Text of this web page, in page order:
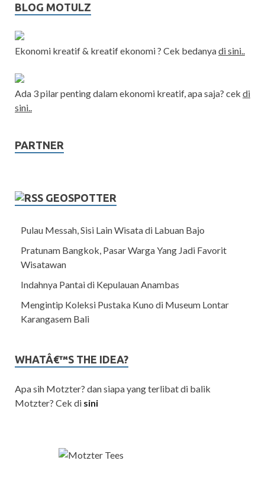
BLOG MOTULZ
Ekonomi kreatif & kreatif ekonomi ? Cek bedanyadi sini..
Ada 3 pilar penting dalam ekonomi kreatif, apa saja? cek di
sini..
PARTNER
GEOSPOTTER
Pulau Messah, Sisi Lain Wisata di Labuan Bajo
Pratunam Bangkok, Pasar Warga Yang Jadi Favorit
Wisatawan
Indahnya Pantai di Kepulauan Anambas
Mengintip Koleksi Pustaka Kuno di Museum Lontar
Karangasem Bali
WHATÂ€™S THE IDEA?
Apa sih Motzter? dan siapa yang terlibat di balik
Motzter? Cek di sini